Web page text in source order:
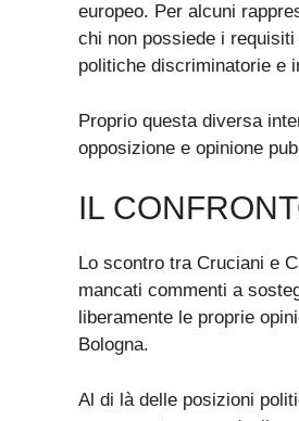
europeo. Per alcuni
chi non possiede i
politiche discriminatorie e
Proprio questa diversa
opposizione e opinione
IL
Lo scontro tra Cruciani e
mancati commenti a
liberamente le proprie
Bologna.
Al di là delle posizioni